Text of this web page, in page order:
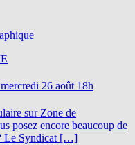
26 août 18h
sur Zone de
posez encore beaucoup de
Le Syndicat […]